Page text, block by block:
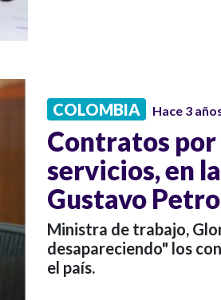
COLOMBIA Hace 3
Contratos
servicios, en
Gustavo Petro
Ministra de trabajo,
desapareciendo" los
el país.